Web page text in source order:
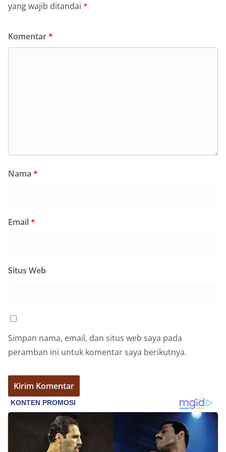
yang wajib ditandai *
Komentar*
Nama *
Email*
Situs Web
Simpan nama, email, dan situs web saya pada
peramban ini untuk komentar saya berikutnya.